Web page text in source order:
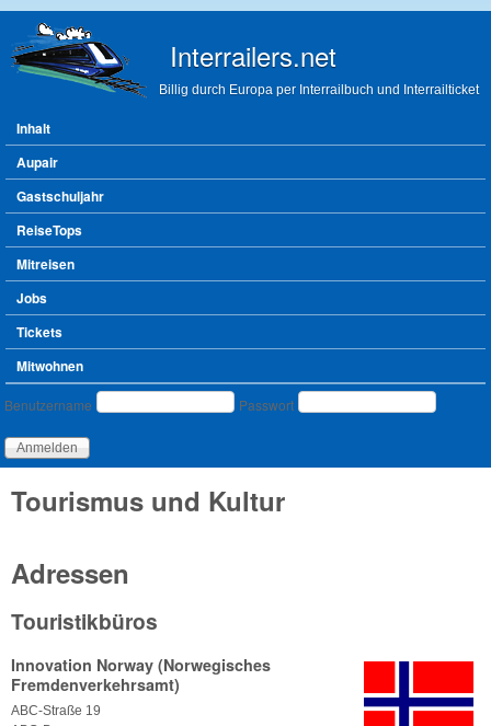
Interrailers.net
Billig durch Europa per Interrailbuch und Interrailticket
Hauptmenü
Inhalt
Aupair
Gastschuljahr
ReiseTops
Mitreisen
Jobs
Tickets
Mitwohnen
Benutzeranmeldung
Benutzername Passwort
Tourismus und Kultur
Adressen
Touristikbüros
Innovation Norway (Norwegisches
Fremdenverkehrsamt)
ABC-Straße 19